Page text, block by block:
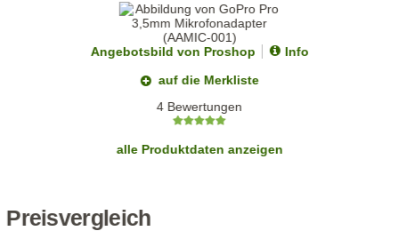
Angebotsbild von Proshop
Info
auf die Merkliste
4 Bewertungen
alle Produktdaten anzeigen
Preisvergleich